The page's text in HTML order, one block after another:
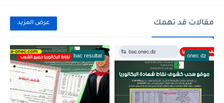
مقالات قد تهمك عرض المزيد
onec dz
bac resultat